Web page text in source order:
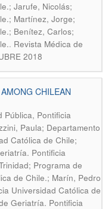
Jarufe, Nicolás;
Martínez, Jorge;
Benítez, Carlos;
. Revista Médica de
2018
CHILEAN
Pública, Pontificia
Paula; Departamento
Católica de Chile;
Pontificia
Programa de
de Chile.; Marín, Pedro
Universidad Católica de
Geriatría. Pontificia